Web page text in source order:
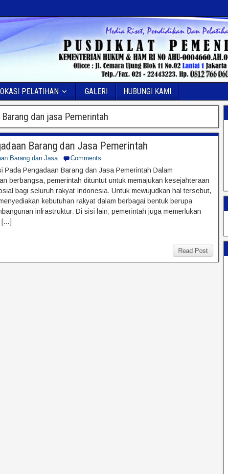
PELATIHAN GALERI HUBUNGI KAMI
dan jasa Pemerintah
Barang dan Jasa Pemerintah
Barang dan Jasa Comments
Pada Pengadaan Barang dan Jasa Pemerintah Dalam
berbangsa, pemerintah dituntut untuk memajukan kesejahteraan
bagi seluruh rakyat Indonesia. Untuk mewujudkan hal tersebut,
kebutuhan rakyat dalam berbagai bentuk berupa
infrastruktur. Di sisi lain, pemerintah juga memerlukan
[…]
Read Post